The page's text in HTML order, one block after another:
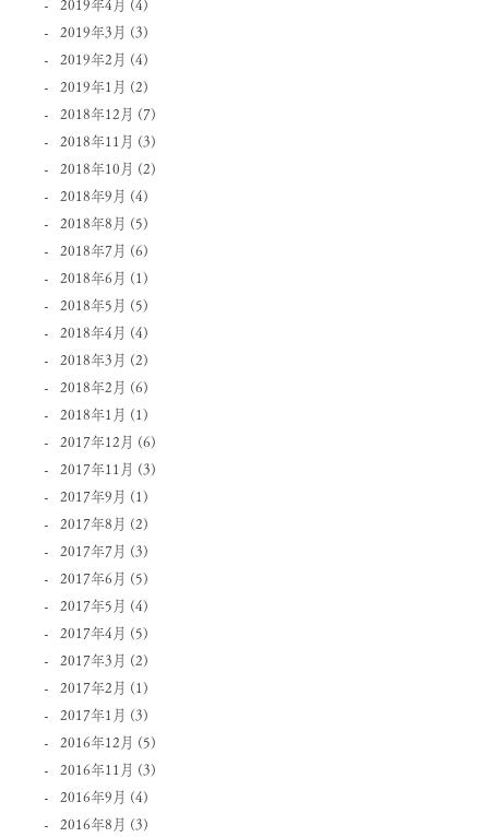
2019年3月 (3)
2019年2月 (4)
2019年1月 (2)
2018年12月 (7)
2018年11月 (3)
2018年10月 (2)
2018年9月 (4)
2018年8月 (5)
2018年7月 (6)
2018年6月 (1)
2018年5月 (5)
2018年4月 (4)
2018年3月 (2)
2018年2月 (6)
2018年1月 (1)
2017年12月 (6)
2017年11月 (3)
2017年9月 (1)
2017年8月 (2)
2017年7月 (3)
2017年6月 (5)
2017年5月 (4)
2017年4月 (5)
2017年3月 (2)
2017年2月 (1)
2017年1月 (3)
2016年12月 (5)
2016年11月 (3)
2016年9月 (4)
2016年8月 (3)